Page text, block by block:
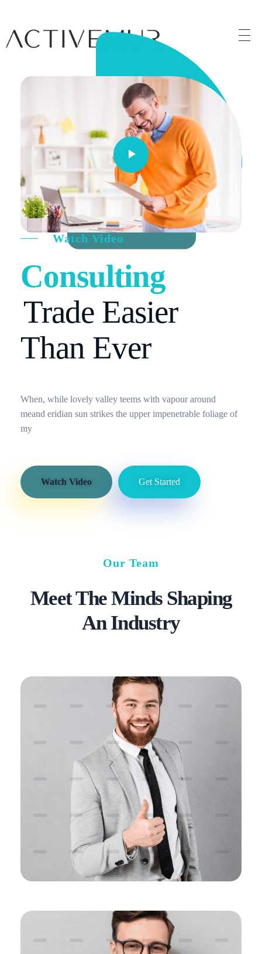
Watch Video
Consulting
Trade Easier
Than Ever
When, while lovely valley teems with vapour around
meand eridian sun strikes the upper impenetrable foliage of
my
Watch Video Get Started
Our Team
Meet The Minds Shaping
An Industry
Shan Wolf
CEO, Colabrio Media